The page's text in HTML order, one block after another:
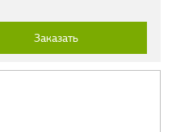
Заказать